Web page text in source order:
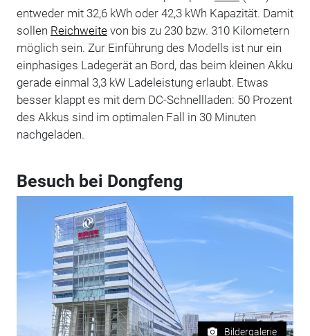
entweder mit 32,6 kWh oder 42,3 kWh Kapazität. Damit
sollen Reichweitevon bis zu 230 bzw. 310 Kilometern
möglich sein. Zur Einführung des Modells ist nur ein
einphasiges Ladegerät an Bord, das beim kleinen Akku
gerade einmal 3,3 kW Ladeleistung erlaubt. Etwas
besser klappt es mit dem DC-Schnellladen: 50 Prozent
des Akkus sind im optimalen Fall in 30 Minuten
nachgeladen.
Besuch bei Dongfeng
Bildergalerie